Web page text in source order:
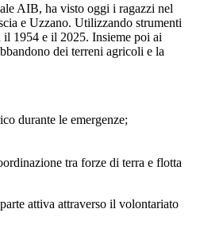
AIB, ha visto oggi i ragazzi nel
e Uzzano. Utilizzando strumenti
il 1954 e il 2025. Insieme poi ai
dei terreni agricoli e la
durante le emergenze;
tra forze di terra e flotta
attiva attraverso il volontariato